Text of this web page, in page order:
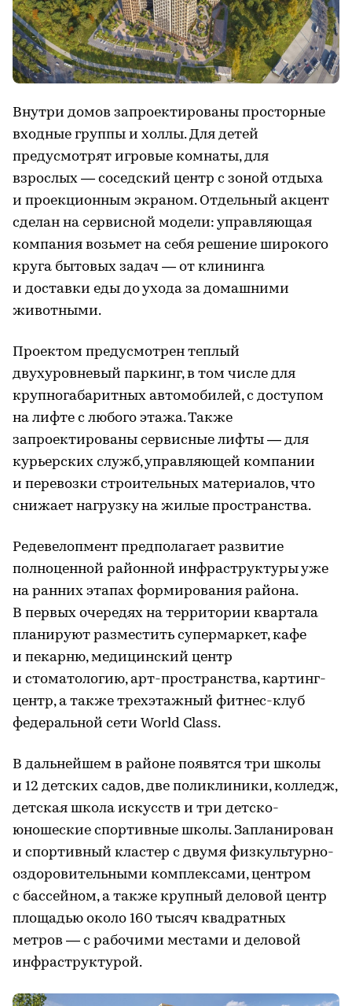
Внутри домов запроектированы просторные
входные группы и холлы. Для детей
предусмотрят игровые комнаты, для
взрослых — соседский центр с зоной отдыха
и проекционным экраном. Отдельный акцент
сделан на сервисной модели: управляющая
компания возьмет на себя решение широкого
круга бытовых задач — от клининга
и доставки еды до ухода за домашними
животными.
Проектом предусмотрен теплый
двухуровневый паркинг, в том числе для
крупногабаритных автомобилей, с доступом
на лифте с любого этажа. Также
запроектированы сервисные лифты — для
курьерских служб, управляющей компании
и перевозки строительных материалов, что
снижает нагрузку на жилые пространства.
Редевелопмент предполагает развитие
полноценной районной инфраструктуры уже
на ранних этапах формирования района.
В первых очередях на территории квартала
планируют разместить супермаркет, кафе
и пекарню, медицинский центр
и стоматологию, арт-пространства, картинг-
центр, а также трехэтажный фитнес-клуб
федеральной сети World Class.
В дальнейшем в районе появятся три школы
и 12 детских садов, две поликлиники, колледж,
детская школа искусств и три детско-
юношеские спортивные школы. Запланирован
и спортивный кластер с двумя физкультурно-
оздоровительными комплексами, центром
с бассейном, а также крупный деловой центр
площадью около 160 тысяч квадратных
метров — с рабочими местами и деловой
инфраструктурой.